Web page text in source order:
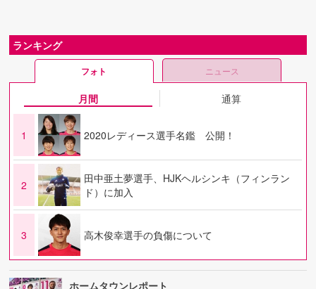
ランキング
フォト ニュース
月間 通算
1 2020レディース選手名鑑 公開！
2
田中亜土夢選手、HJKヘルシンキ（フィンラン
ド）に加入
3 高木俊幸選手の負傷について
ホームタウンレポート